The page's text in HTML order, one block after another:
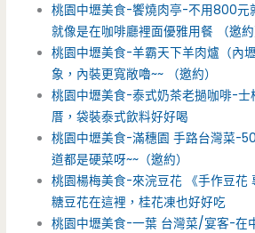
桃園中壢美食-饗燒肉亭-不用800元
就像是在咖啡廳裡面優雅用餐 （邀約
桃園中壢美食-羊霸天下羊肉爐（內
象，內裝更寬敞嚕~~ （邀約）
桃園中壢美食-泰式奶茶老撾咖啡-士
厝，袋裝泰式飲料好好喝
桃園中壢美食-滿穗園 手路台灣菜-
道都是硬菜呀~~（邀約）
桃園楊梅美食-來浣豆花 《手作豆花
糖豆花在這裡，桂花凍也好好吃
桃園中壢美食-一葉 台灣菜/宴客-在